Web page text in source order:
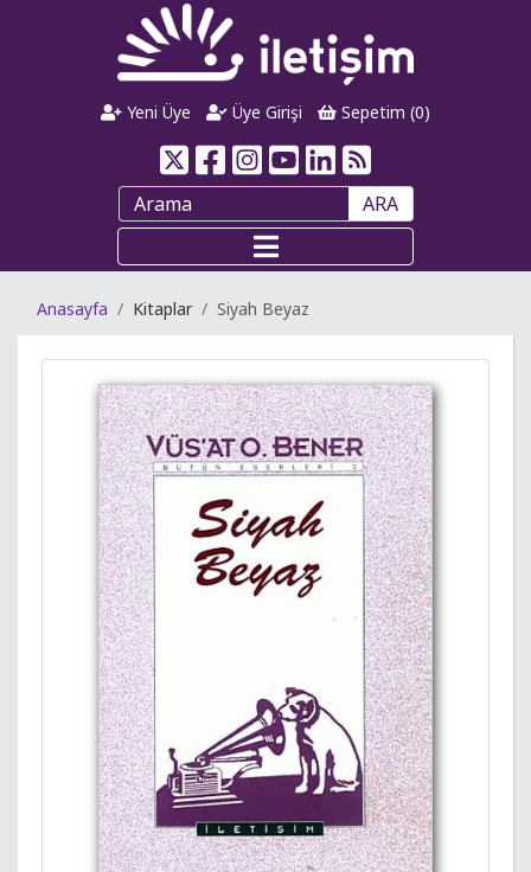
Yeni Üye Üye Girişi Sepetim (0)
ARA
Anasayfa Kitaplar Siyah Beyaz